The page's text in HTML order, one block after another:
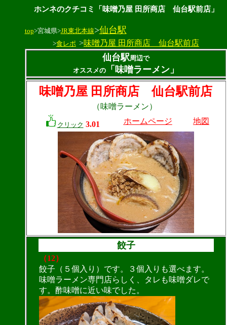
ホンネのクチコミ「味噌乃屋 田所商店 仙台駅前店」
top>宮城県>JR東北本線>仙台駅
>食レポ >味噌乃屋 田所商店 仙台駅前店
仙台駅周辺で
オススメの
「味噌ラーメン」
味噌乃屋 田所商店 仙台駅前店
（味噌ラーメン）
クリック 3.01 ホームページ 地図
餃子
（12）
餃子（５個入り）です。３個入りも選べます。
味噌ラーメン専門店らしく、タレも味噌ダレで
す。酢味噌に近い味でした。